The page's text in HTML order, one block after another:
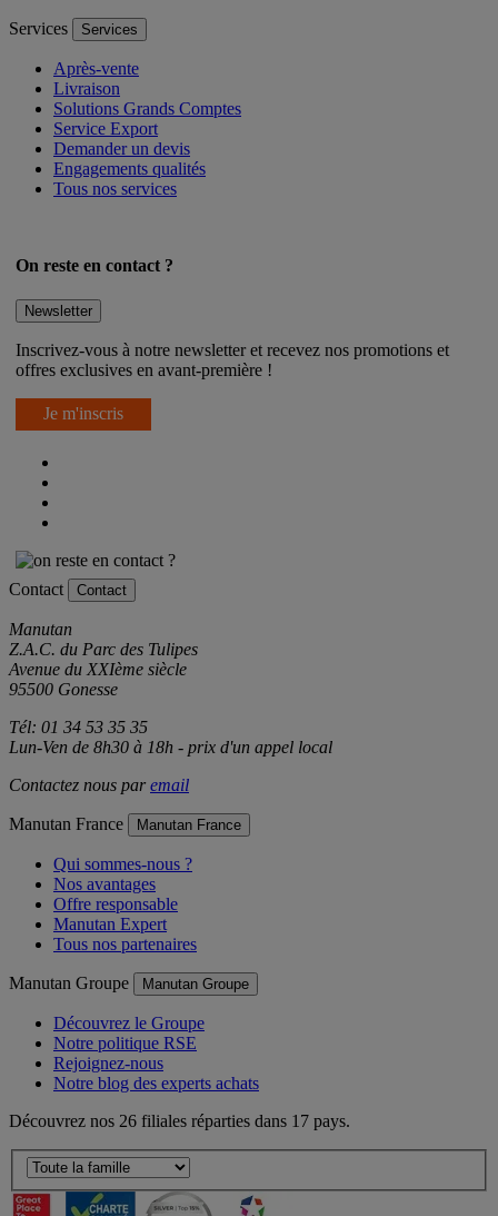
Services Services
Après-vente
Livraison
Solutions Grands Comptes
Service Export
Demander un devis
Engagements qualités
Tous nos services
On reste en contact ?
Newsletter
Inscrivez-vous à notre newsletter et recevez nos promotions et
offres exclusives en avant-première !
Je m'inscris
Contact Contact
Manutan
Z.A.C. du Parc des Tulipes
Avenue du XXIème siècle
95500 Gonesse
Tél: 01 34 53 35 35
Lun-Ven de 8h30 à 18h - prix d'un appel local
Contactez nous paremail
Manutan France Manutan France
Qui sommes-nous ?
Nos avantages
Offre responsable
Manutan Expert
Tous nos partenaires
Manutan Groupe Manutan Groupe
Découvrez le Groupe
Notre politique RSE
Rejoignez-nous
Notre blog des experts achats
Découvrez nos 26 filiales réparties dans 17 pays.